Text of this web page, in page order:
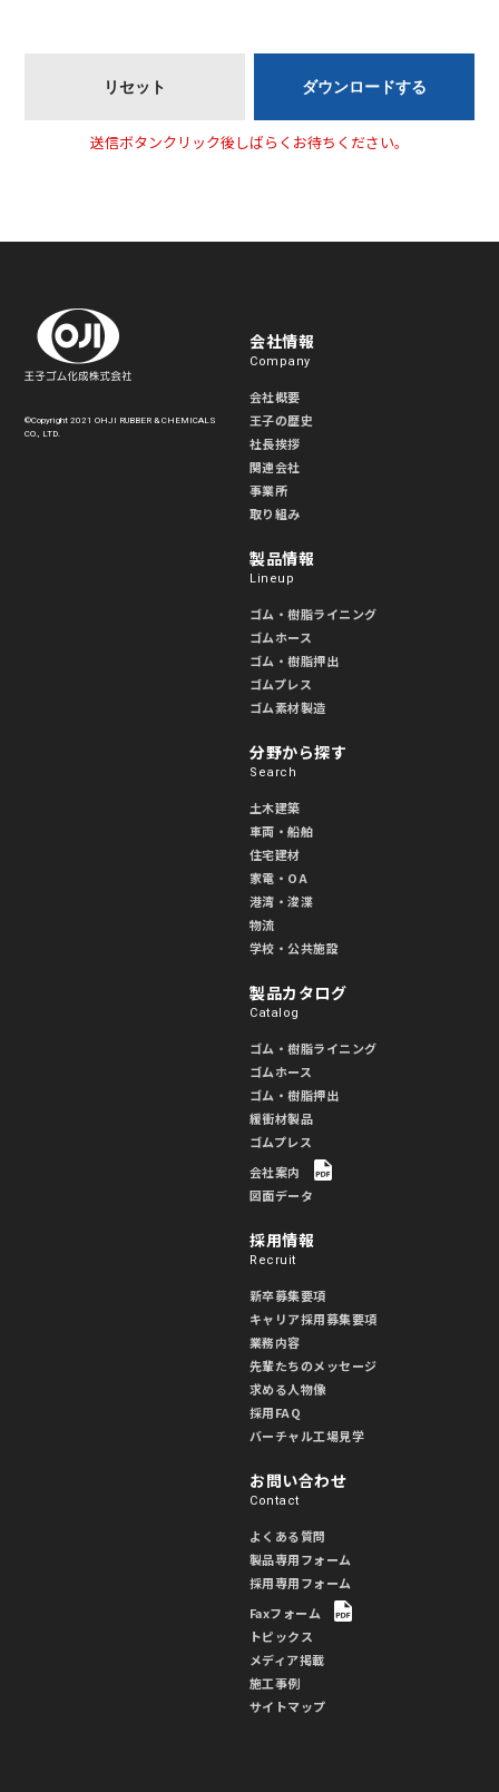
送信ボタンクリック後しばらくお待ちください。
©Copyright 2021 OHJI RUBBER & CHEMICALS
CO., LTD.
会社情報
Company
会社概要
王子の歴史
社長挨拶
関連会社
事業所
取り組み
製品情報
Lineup
ゴム・樹脂ライニング
ゴムホース
ゴム・樹脂押出
ゴムプレス
ゴム素材製造
分野から探す
Search
土木建築
車両・船舶
住宅建材
家電・OA
港湾・浚渫
物流
学校・公共施設
製品カタログ
Catalog
ゴム・樹脂ライニング
ゴムホース
ゴム・樹脂押出
緩衝材製品
ゴムプレス
会社案内
図面データ
採用情報
Recruit
新卒募集要項
キャリア採用募集要項
業務内容
先輩たちのメッセージ
求める人物像
採用FAQ
バーチャル工場見学
お問い合わせ
Contact
よくある質問
製品専用フォーム
採用専用フォーム
Faxフォーム
トピックス
メディア掲載
施工事例
サイトマップ